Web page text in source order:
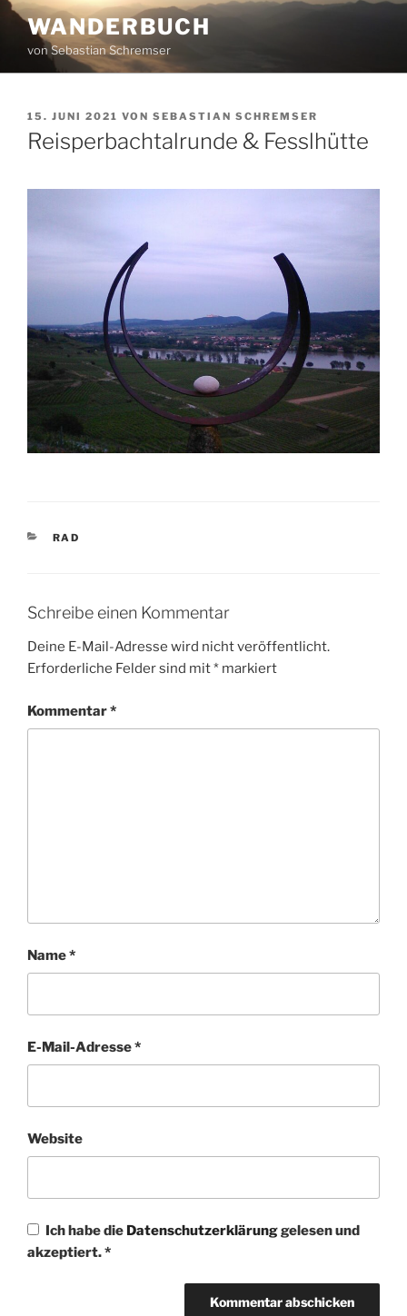
Zum
Inhalt
springen
WANDERBUCH
von Sebastian Schremser
VERÖFFENTLICHT
AM
15. JUNI 2021 VON SEBASTIAN SCHREMSER
Reisperbachtalrunde & Fesslhütte
KATEGORIEN
RAD
Schreibe einen Kommentar
Deine E-Mail-Adresse wird nicht veröffentlicht.
Erforderliche Felder sind mit* markiert
Kommentar*
Name*
E-Mail-Adresse*
Website
Ich habe die Datenschutzerklärunggelesen und
akzeptiert.*